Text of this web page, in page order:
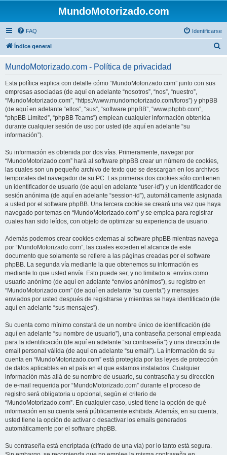
MundoMotorizado.com
FAQ Identificarse
Índice general
MundoMotorizado.com - Política de privacidad
Esta política explica con detalle cómo “MundoMotorizado.com” junto con sus
empresas asociadas (de aquí en adelante “nosotros”, “nos”, “nuestro”,
“MundoMotorizado.com”, “https://www.mundomotorizado.com/foros”) y phpBB
(de aquí en adelante “ellos”, “sus”, “software phpBB”, “www.phpbb.com”,
“phpBB Limited”, “phpBB Teams”) emplean cualquier información obtenida
durante cualquier sesión de uso por usted (de aquí en adelante “su
información”).
Su información es obtenida por dos vías. Primeramente, navegar por
“MundoMotorizado.com” hará al software phpBB crear un número de cookies,
las cuales son un pequeño archivo de texto que se descargan en los archivos
temporales del navegador de su PC. Las primeras dos cookies sólo contienen
un identificador de usuario (de aquí en adelante “user-id”) y un identificador de
sesión anónima (de aquí en adelante “session-id”), automáticamente asignada
a usted por el software phpBB. Una tercera cookie se creará una vez que haya
navegado por temas en “MundoMotorizado.com” y se emplea para registrar
cuales han sido leídos, con objeto de optimizar su experiencia de usuario.
Además podemos crear cookies externas al software phpBB mientras navega
por “MundoMotorizado.com”, las cuales exceden el alcance de este
documento que solamente se refiere a las páginas creadas por el software
phpBB. La segunda vía mediante la que obtenemos su información es
mediante lo que usted envía. Esto puede ser, y no limitado a: envíos como
usuario anónimo (de aquí en adelante “envíos anónimos”), su registro en
“MundoMotorizado.com” (de aquí en adelante “su cuenta”) y mensajes
enviados por usted después de registrarse y mientras se haya identificado (de
aquí en adelante “sus mensajes”).
Su cuenta como mínimo constará de un nombre único de identificación (de
aquí en adelante “su nombre de usuario”), una contraseña personal empleada
para la identificación (de aquí en adelante “su contraseña”) y una dirección de
email personal válida (de aquí en adelante “su email”). La información de su
cuenta en “MundoMotorizado.com” está protegida por las leyes de protección
de datos aplicables en el país en el que estamos instalados. Cualquier
información más allá de su nombre de usuario, su contraseña y su dirección
de e-mail requerida por “MundoMotorizado.com” durante el proceso de
registro será obligatoria u opcional, según el criterio de
“MundoMotorizado.com”. En cualquier caso, usted tiene la opción de qué
información en su cuenta será públicamente exhibida. Además, en su cuenta,
usted tiene la opción de activar o desactivar los emails generados
automáticamente por el software phpBB.
Su contraseña está encriptada (cifrado de una vía) por lo tanto está segura.